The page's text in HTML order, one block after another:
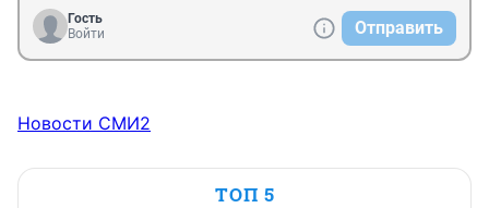
Гость
Войти
Отправить
Новости СМИ2
ТОП 5